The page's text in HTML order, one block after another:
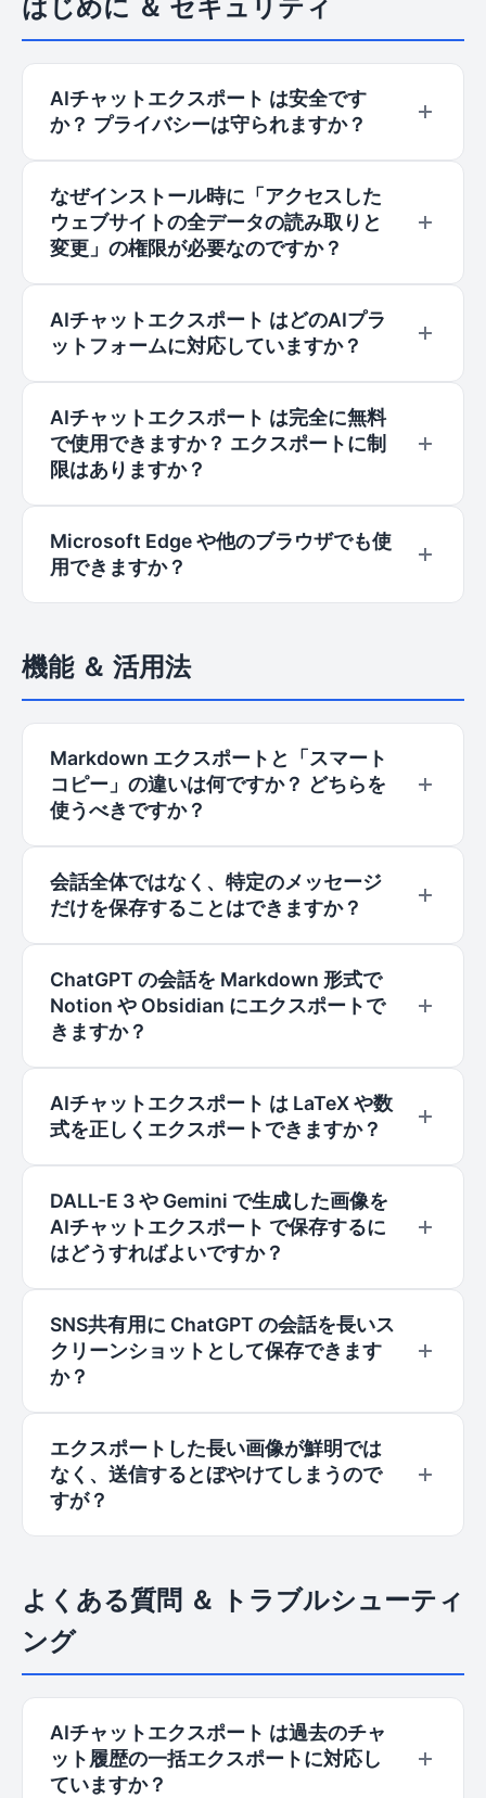
はじめに ＆ セキュリティ
AIチャットエクスポート は安全です
か？ プライバシーは守られますか？
第一に考えた設計になっています。すべてのデー
タ処理はお使いのブラウザ内でローカルに行われ
ます。AIチャットエクスポート がお客様のチャッ
ト履歴や個人データ、AIとの会話内容を収集・保
存したり、外部サーバーに送信したりすることは
一切ありません。
なぜインストール時に「アクセスした
ウェブサイトの全データの読み取りと
変更」の権限が必要なのですか？
ページ上の会話内容を読み取ってエクスポートす
るために必要です。AIチャットエクスポート は、
対応しているAIプラットフォーム（ChatGPT、
Claude、Geminiなど）上でのみ動作し、他の無
関係なウェブサイトを読み取ることはありませ
ん。また、お客様のデータを保存したりアップロ
ードしたりすることもありません。
AIチャットエクスポート はどのAIプラ
ットフォームに対応していますか？
(chatgpt.com)、Claude (claude.ai)、Google
Gemini (gemini.google.com)、および Google
AI 概要と Google AI モードに完全対応していま
す。今後、DeepSeek や Kimi など、より多くの
プラットフォームへの対応を積極的に進めていく
予定です。
AIチャットエクスポート は完全に無料
で使用できますか？ エクスポートに制
限はありますか？
す。知識の記録に障壁があってはならないと考え
ています。隠れた費用やサブスクリプション、エ
クスポート数や長さの制限もありません。
Microsoft Edge や他のブラウザでも使
用できますか？
べての Chromium ベースのブラウザで完璧に動
作します。Chrome ウェブストアから直接インス
機能 ＆ 活用法
Markdown エクスポートと「スマート
コピー」の違いは何ですか？ どちらを
使うべきですか？
したい場合は、「Markdown エクスポート」を
ご利用ください。Notion、Word、Obsidian など
に完璧なフォーマットを維持したまま素早く貼り
付けたい場合は、「スマートコピー」の方が適し
ています。
会話全体ではなく、特定のメッセージ
だけを保存することはできますか？
クリックして選択モードに入り、保存したいメッ
セージにチェックを入れてから、エクスポートま
たはコピーをクリックしてください。
ChatGPT の会話を Markdown 形式で
Notion や Obsidian にエクスポートで
きますか？
ジマネジメントツール向けに最適化されていま
す。Markdown へのエクスポートや「スマート
コピー」機能を使用すると、コードブロック、太
字、テーブル、LaTeX 数式が完璧に保持されるた
め、エクスポートした内容をそのまま Notion、
Obsidian、Logseq などにドラッグ＆ドロップし
たり貼り付けたりできます。
AIチャットエクスポート は LaTeX や数
式を正しくエクスポートできますか？
ダリングエンジンが搭載されており、ChatGPT
や Gemini 上の LaTeX 数式を正確に識別して変
換します。エクスポートされた PDF や
Markdown ファイルでは、複雑な方程式もフォ
ーマットが崩れることなく鮮明に表示されます。
DALL-E 3 や Gemini で生成した画像を
AIチャットエクスポート で保存するに
はどうすればよいですか？
イブ」ツールがあり、会話内のすべての AI 生成
画像を一括でオフラインパッケージとしてダウン
ロードできます。これは、DALL-E 3 や Gemini
のビジュアル作品を、画像リンクの有効期限を気
にせずに永久保存するための最も確実な方法で
す。
SNS共有用に ChatGPT の会話を長いス
クリーンショットとして保存できます
か？
の「長いスクリーンショット」機能があります。
会話の流れ全体を自動的にキャプチャし、高品質
な垂直画像を生成します。手動で複数のスクリー
ンショットを繋ぎ合わせる手間なく、X
最適です。
エクスポートした長い画像が鮮明では
なく、送信するとぼやけてしまうので
すが？
が圧縮されてぼやける場合は、PDF または
Markdown ファイル形式で送信することをお勧
す。
よくある質問 ＆ トラブルシューティ
ング
AIチャットエクスポート は過去のチャ
ット履歴の一括エクスポートに対応し
ていますか？